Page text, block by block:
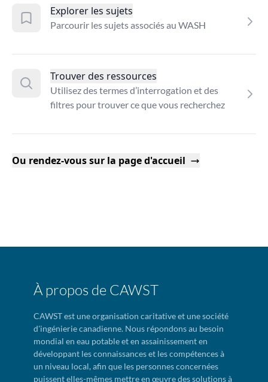
Explorer les sujets
Parcourir les sujets associés au WASH
Trouver des ressources
Utilisez des termes d’interrogation et des
filtres pour trouver ce que vous recherchez
Ou rendez-vous sur la page d'accueil
À propos de CAWST
CAWST est une organisation caritative et une société
d'ingénierie canadienne. Nous répondons au besoin
mondial en eau potable et en assainissement en
développant les connaissances et les compétences à
un niveau local, afin que les personnes concernées
puissent elles-mêmes mettre en œuvre des solutions à